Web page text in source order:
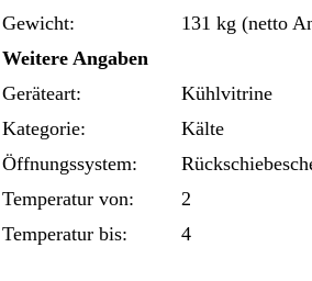
Gewicht:
131 kg (netto
Weitere Angaben
Geräteart:
Kühlvitrine
Kategorie:
Kälte
Öffnungssystem:
Temperatur von:
2
Temperatur bis:
4